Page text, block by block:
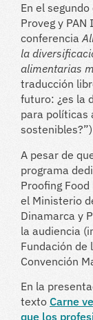
En el
Proveg y
conferencia
la
alimentarias
traducción
futuro: ¿es la
para políticas
sostenibles?”)
A pesar de
programa
Proofing
el Ministerio
Dinamarca y
la audiencia
Fundación de
Convención
En la
texto Carne
que los